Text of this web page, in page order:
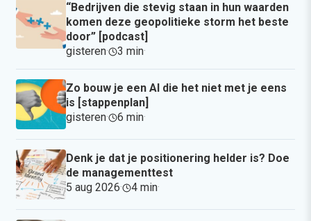
“Bedrijven die stevig staan in hun waarden
komen deze geopolitieke storm het beste
door” [podcast]
gisteren· 3 min·
Zo bouw je een AI die het niet met je eens
is [stappenplan]
gisteren· 6 min·
Denk je dat je positionering helder is? Doe
de managementtest
5 aug 2026· 4 min·